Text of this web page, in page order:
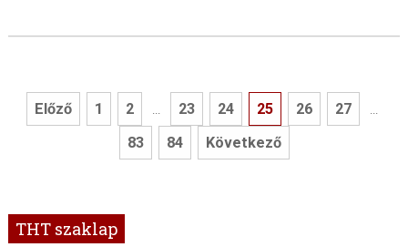
Előző 1 2 ... 23 24 25 26 27 ...
83 84 Következő
THT szaklap